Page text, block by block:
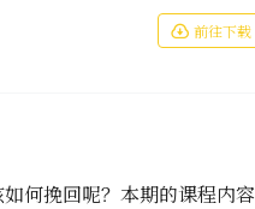
前往下载
何挽回呢？本期的课程内容